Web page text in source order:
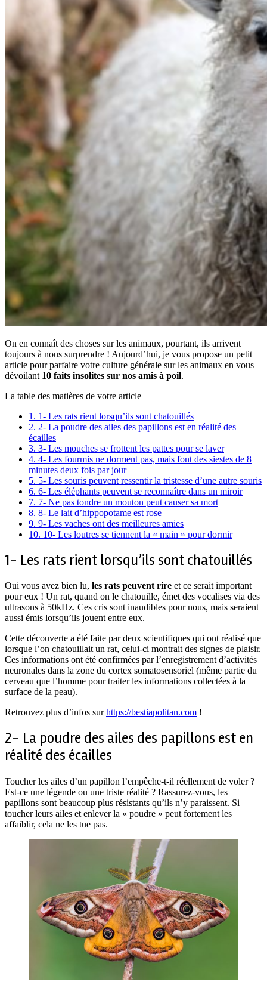
On en connaît des choses sur les animaux, pourtant, ils arrivent
toujours à nous surprendre ! Aujourd’hui, je vous propose un petit
article pour parfaire votre culture générale sur les animaux en vous
dévoilant 10 faits insolites sur nos amis à poil.
La table des matières de votre article
1. 1- Les rats rient lorsqu’ils sont chatouillés
2. 2- La poudre des ailes des papillons est en réalité des
écailles
3. 3- Les mouches se frottent les pattes pour se laver
4. 4- Les fourmis ne dorment pas, mais font des siestes de 8
minutes deux fois par jour
5. 5- Les souris peuvent ressentir la tristesse d’une autre souris
6. 6- Les éléphants peuvent se reconnaître dans un miroir
7. 7- Ne pas tondre un mouton peut causer sa mort
8. 8- Le lait d’hippopotame est rose
9. 9- Les vaches ont des meilleures amies
10. 10- Les loutres se tiennent la « main » pour dormir
1- Les rats rient lorsqu’ils sont chatouillés
Oui vous avez bien lu, les rats peuvent rire et ce serait important
pour eux ! Un rat, quand on le chatouille, émet des vocalises via des
ultrasons à 50kHz. Ces cris sont inaudibles pour nous, mais seraient
aussi émis lorsqu’ils jouent entre eux.
Cette découverte a été faite par deux scientifiques qui ont réalisé que
lorsque l’on chatouillait un rat, celui-ci montrait des signes de plaisir.
Ces informations ont été confirmées par l’enregistrement d’activités
neuronales dans la zone du cortex somatosensoriel (même partie du
cerveau que l’homme pour traiter les informations collectées à la
surface de la peau).
Retrouvez plus d’infos surhttps://bestiapolitan.com !
2- La poudre des ailes des papillons est en
réalité des écailles
Toucher les ailes d’un papillon l’empêche-t-il réellement de voler ?
Est-ce une légende ou une triste réalité ? Rassurez-vous, les
papillons sont beaucoup plus résistants qu’ils n’y paraissent. Si
toucher leurs ailes et enlever la « poudre » peut fortement les
affaiblir, cela ne les tue pas.